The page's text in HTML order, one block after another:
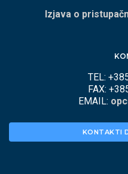
Izjava o
TEL:
FAX:
EMAIL:
KONTAKTI